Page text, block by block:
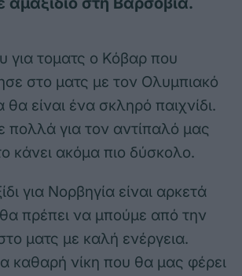
για τοματς ο Κόβαρ που
στο ματς με τον Ολυμπιακό
θα είναι ένα σκληρό παιχνίδι.
πολλά για τον αντίπαλό μας
κάνει ακόμα πιο δύσκολο.
για Νορβηγία είναι αρκετά
πρέπει να μπούμε από την
ματς με καλή ενέργεια.
καθαρή νίκη που θα μας φέρει